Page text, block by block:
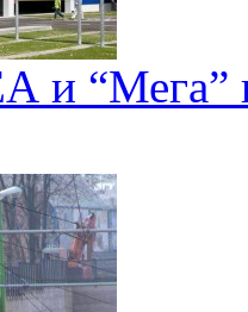
“Мега”